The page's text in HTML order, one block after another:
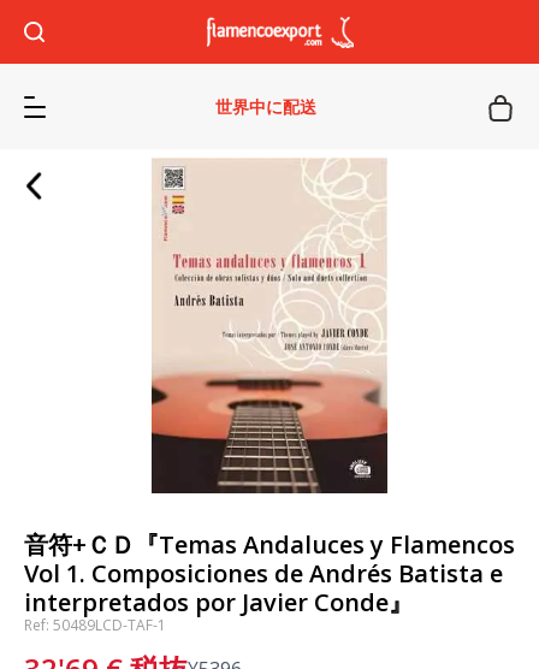
世界中に配送
音符+ＣＤ『Temas Andaluces y Flamencos
Vol 1. Composiciones de Andrés Batista e
interpretados por Javier Conde』
Ref: 50489LCD-TAF-1